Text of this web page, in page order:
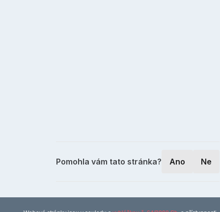
Pomohla vám tato stránka? Ano Ne